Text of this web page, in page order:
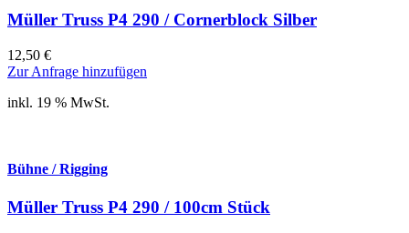
Müller Truss P4 290 / Cornerblock Silber
12,50 €
Zur Anfrage hinzufügen
inkl. 19 % MwSt.
Bühne / Rigging
Müller Truss P4 290 / 100cm Stück